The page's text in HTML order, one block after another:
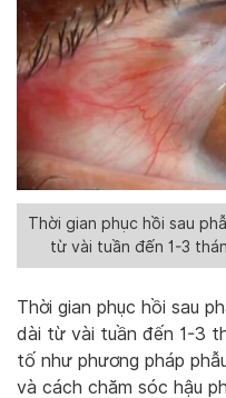
Thời gian phục hồi sau
từ vài tuần đến 1-3
Thời gian phục hồi sau
dài từ vài tuần đến 1-3
tố như phương pháp
và cách chăm sóc hậu